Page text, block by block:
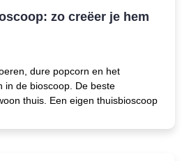
zo creëer je hem
dure popcorn en het
in de bioscoop. De beste
thuis. Een eigen thuisbioscoop